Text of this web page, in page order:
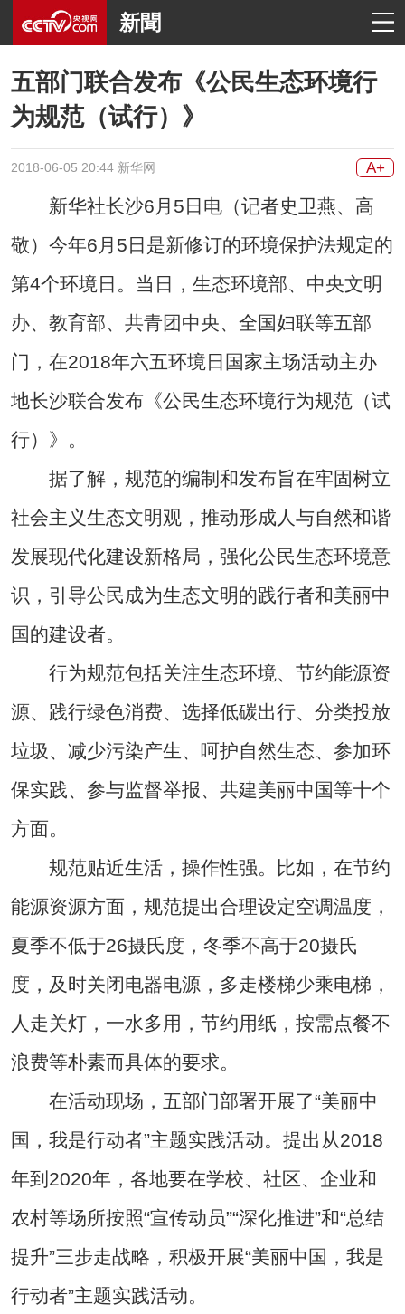
新聞
五部门联合发布《公民生态环境行
为规范（试行）》
2018-06-05 20:44 新华网 A+
新华社长沙6月5日电（记者史卫燕、高
敬）今年6月5日是新修订的环境保护法规定的
第4个环境日。当日，生态环境部、中央文明
办、教育部、共青团中央、全国妇联等五部
门，在2018年六五环境日国家主场活动主办
地长沙联合发布《公民生态环境行为规范（试
行）》。
据了解，规范的编制和发布旨在牢固树立
社会主义生态文明观，推动形成人与自然和谐
发展现代化建设新格局，强化公民生态环境意
识，引导公民成为生态文明的践行者和美丽中
国的建设者。
行为规范包括关注生态环境、节约能源资
源、践行绿色消费、选择低碳出行、分类投放
垃圾、减少污染产生、呵护自然生态、参加环
保实践、参与监督举报、共建美丽中国等十个
方面。
规范贴近生活，操作性强。比如，在节约
能源资源方面，规范提出合理设定空调温度，
夏季不低于26摄氏度，冬季不高于20摄氏
度，及时关闭电器电源，多走楼梯少乘电梯，
人走关灯，一水多用，节约用纸，按需点餐不
浪费等朴素而具体的要求。
在活动现场，五部门部署开展了“美丽中
国，我是行动者”主题实践活动。提出从2018
年到2020年，各地要在学校、社区、企业和
农村等场所按照“宣传动员”“深化推进”和“总结
提升”三步走战略，积极开展“美丽中国，我是
行动者”主题实践活动。